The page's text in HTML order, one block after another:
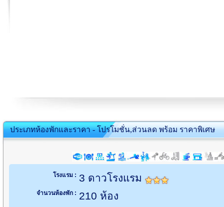
ประเภทห้องพักและราคา - โปรโมชั่น,ส่วนลด พร้อม ราคาพิเศษ
โรงแรม : 3 ดาวโรงแรม
จำนวนห้องพัก : 210 ห้อง